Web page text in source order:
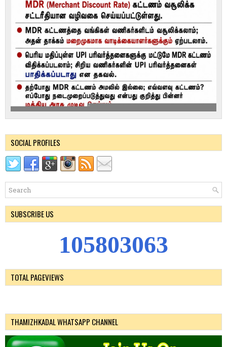
SOCIAL PROFILES
SUBSCRIBE US
105803063
TOTAL PAGEVIEWS
THAMIZHKADAL WHATSAPP CHANNEL